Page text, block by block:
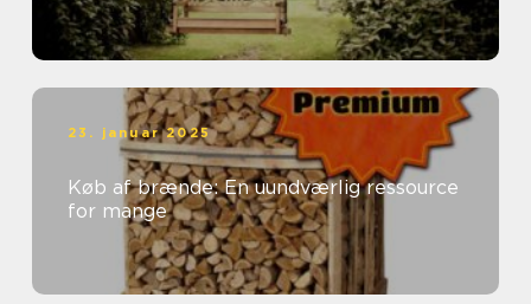
23. januar 2025
Køb af brænde: En uundværlig ressource
for mange